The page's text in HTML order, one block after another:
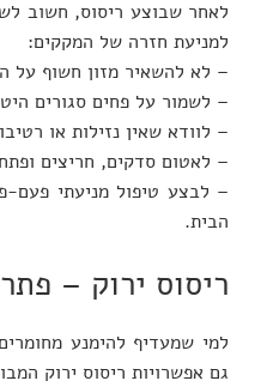
לאחר שבוצע ריסוס, חשוב
למניעת חזרה של המקקים:
– לא להשאיר מזון חשוף על
– לשמור על פחים סגורים
– לוודא שאין נזילות או
– לאטום סדקים, חריצים
– לבצע טיפול מניעתי
הבית.
ריסוס ירוק –
למי שמעדיף להימנע
גם אפשרויות ריסוס ירוק